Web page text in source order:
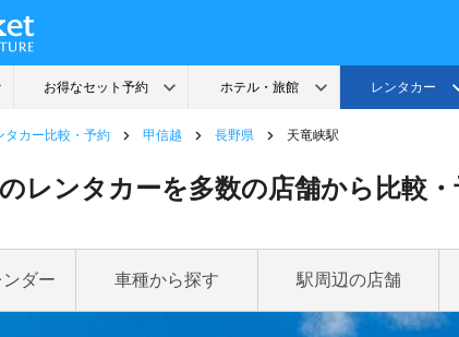
タカー比較・予約 甲信越 長野県 天竜峡駅
レンタカーを多数の店舗から比較・
ダー 車種から探す 駅周辺の店舗